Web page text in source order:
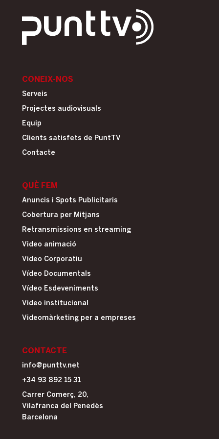
CONEIX-NOS
Serveis
Projectes audiovisuals
Equip
Clients satisfets de PuntTV
Contacte
QUÈ FEM
Anuncis i Spots Publicitaris
Cobertura per Mitjans
Retransmissions en streaming
Video animació
Video Corporatiu
Vídeo Documentals
Vídeo Esdeveniments
Video institucional
Videomàrketing per a empreses
CONTACTE
info@punttv.net
+34 93 892 15 31
Carrer Comerç, 20,
Vilafranca del Penedès
Barcelona